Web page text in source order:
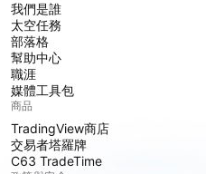
我們是誰
太空任務
部落格
幫助中心
職涯
媒體工具包
商品
TradingView商店
交易者塔羅牌
C63 TradeTime